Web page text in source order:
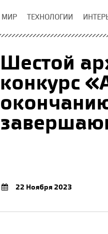
МИР ТЕХНОЛОГИИ
Шестой
конкурс
22 Ноября 2023